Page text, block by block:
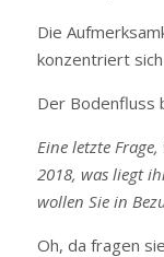
Die
konzentriert
Der Bodenfluss
Eine letzte
2018, was liegt
wollen Sie in
Oh, da fragen